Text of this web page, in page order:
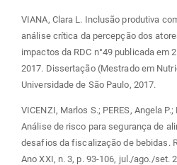
VIANA, Clara L. Inclusão produtiva
análise crítica da percepção dos
impactos da RDC n°49 publicada em
2017. Dissertação (Mestrado em
Universidade de São Paulo, 2017.
VICENZI, Marlos S.; PERES, Angela P.;
Análise de risco para segurança de
desafios da fiscalização de bebidas.
Ano XXI, n. 3, p. 93-106, jul./ago./set.